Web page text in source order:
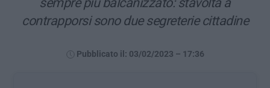
contrapporsi sono due segreterie cittadine
Pubblicato il: 03/02/2023 – 17:36